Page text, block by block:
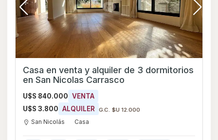
Casa en venta y alquiler de 3 dormitorios
en San Nicolas Carrasco
U$S 840.000 VENTA
U$S 3.800 ALQUILER G.C. $U 12.000
San Nicolás Casa